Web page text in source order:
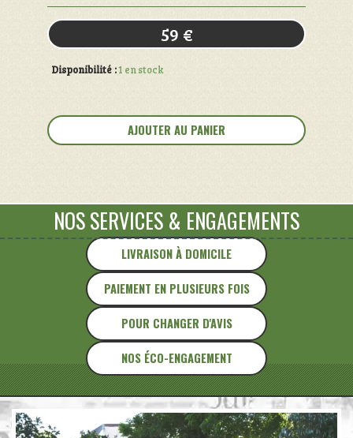
59 €
Disponibilité :1 en stock
de
Bureau
AJOUTER AU PANIER
LIVRAISON À DOMICILE
PAIEMENT EN PLUSIEURS FOIS
NOS SERVICES & ENGAGEMENTS
POUR CHANGER D'AVIS
NOS ÉCO-ENGAGEMENT